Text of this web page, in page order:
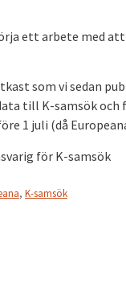
ett arbete med
som vi sedan
till K-samsök och
1 juli (då
för K-samsök
, K-samsök